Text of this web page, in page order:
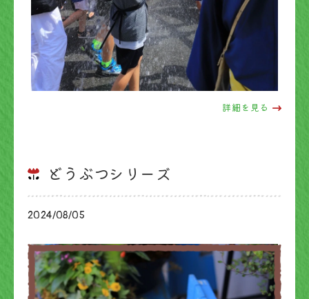
詳細を見る
どうぶつシリーズ
2024/08/05